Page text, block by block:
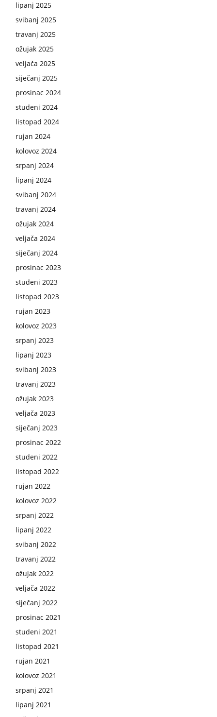
lipanj 2025
svibanj 2025
travanj 2025
ožujak 2025
veljača 2025
siječanj 2025
prosinac 2024
studeni 2024
listopad 2024
rujan 2024
kolovoz 2024
srpanj 2024
lipanj 2024
svibanj 2024
travanj 2024
ožujak 2024
veljača 2024
siječanj 2024
prosinac 2023
studeni 2023
listopad 2023
rujan 2023
kolovoz 2023
srpanj 2023
lipanj 2023
svibanj 2023
travanj 2023
ožujak 2023
veljača 2023
siječanj 2023
prosinac 2022
studeni 2022
listopad 2022
rujan 2022
kolovoz 2022
srpanj 2022
lipanj 2022
svibanj 2022
travanj 2022
ožujak 2022
veljača 2022
siječanj 2022
prosinac 2021
studeni 2021
listopad 2021
rujan 2021
kolovoz 2021
srpanj 2021
lipanj 2021